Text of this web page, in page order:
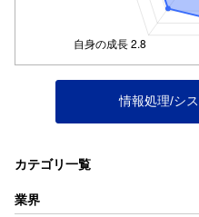
情報処理/シ
カテゴリ一覧
業界